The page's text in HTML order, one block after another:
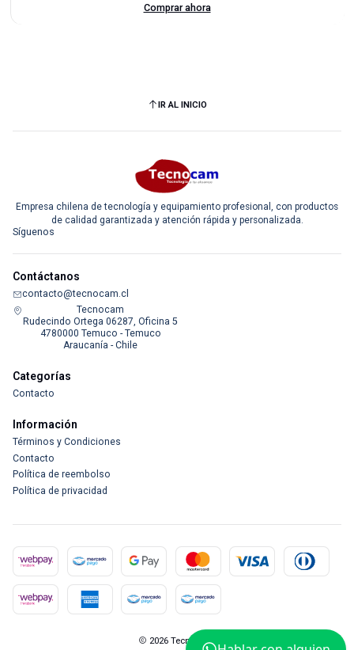
Comprar ahora
IR AL INICIO
Empresa chilena de tecnología y equipamiento profesional, con productos
de calidad garantizada y atención rápida y personalizada.
Síguenos
Contáctanos
contacto@tecnocam.cl
Tecnocam
Rudecindo Ortega 06287, Oficina 5
4780000 Temuco - Temuco
Araucanía - Chile
Categorías
Contacto
Información
Términos y Condiciones
Contacto
Política de reembolso
Política de privacidad
2026 Tecnocam.